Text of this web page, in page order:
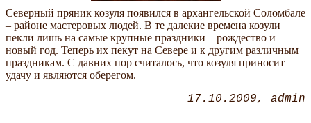
Северный пряник козуля появился в архангельской Соломбале
– районе мастеровых людей. В те далекие времена козули
пекли лишь на самые крупные праздники – рождество и
новый год. Теперь их пекут на Севере и к другим различным
праздникам. С давних пор считалось, что козуля приносит
удачу и являются оберегом.
17.10.2009 admin